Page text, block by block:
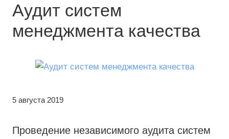
Аудит систем
менеджмента качества
5 августа 2019
Проведение независимого аудита систем